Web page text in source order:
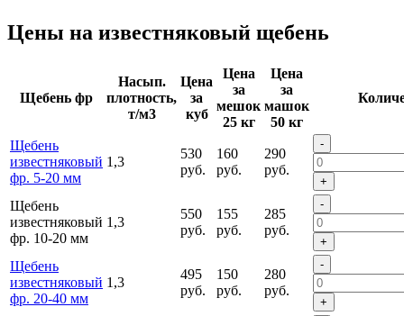
Цены на известняковый щебень
Щебень фр
Насып.
плотность,
т/м3
Цена
за
куб
Цена
за
мешок
25 кг
Цена
за
машок
50 кг
Щебень
известняковый
фр. 5-20 мм
1,3
530
руб.
160
руб.
290
руб.
-
+
Щебень
известняковый
фр. 10-20 мм
1,3
550
руб.
155
руб.
285
руб.
-
+
Щебень
известняковый
фр. 20-40 мм
1,3
495
руб.
150
руб.
280
руб.
-
+